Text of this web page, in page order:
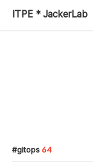
ITPE * JackerLab
gitops 64